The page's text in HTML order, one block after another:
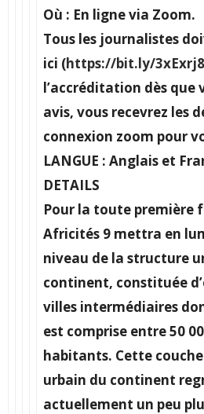
Où : En ligne via Zoom.
Tous les journalistes
ici (https://bit.ly/3xExrj8
l’accréditation dès que
avis, vous recevrez les
connexion zoom pour
LANGUE : Anglais et
DETAILS
Pour la toute première
Africités 9 mettra en
niveau de la structure
continent, constituée
villes intermédiaires
est comprise entre 50
habitants. Cette
urbain du continent
actuellement un peu